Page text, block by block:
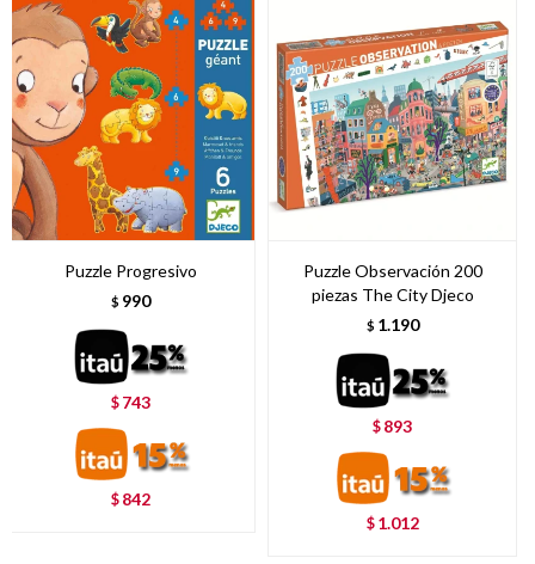
Puzzle Progresivo
$ 990
$ 743
$ 842
Puzzle Observación 200
piezas The City Djeco
$ 1.190
$ 893
$ 1.012